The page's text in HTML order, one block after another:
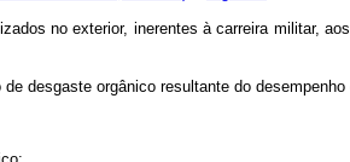
no exterior, inerentes à carreira militar,
desgaste orgânico resultante do